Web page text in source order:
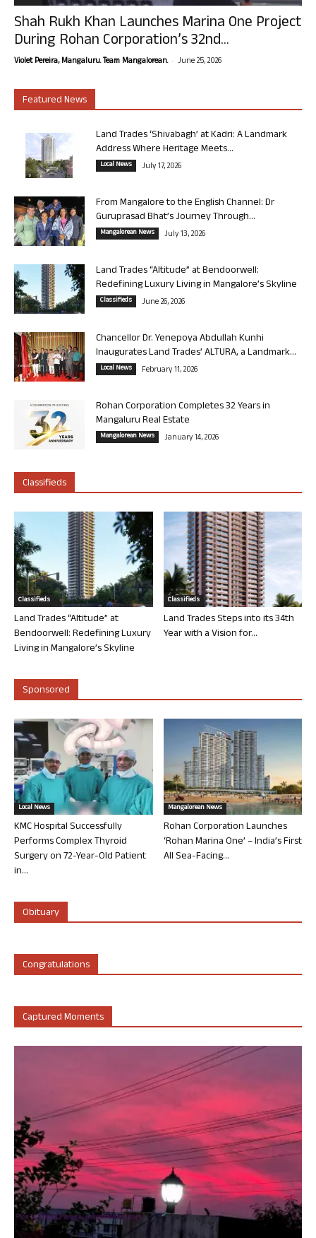
Shah Rukh Khan Launches Marina One Project
During Rohan Corporation’s 32nd...
Violet Pereira, Mangaluru. Team Mangalorean. - June 25, 2026
Featured News
Land Trades ‘Shivabagh’ at Kadri: A Landmark
Address Where Heritage Meets...
Local News July 17, 2026
From Mangalore to the English Channel: Dr
Guruprasad Bhat’s Journey Through...
Mangalorean News July 13, 2026
Land Trades “Altitude” at Bendoorwell:
Redefining Luxury Living in Mangalore’s Skyline
Classifieds June 26, 2026
Chancellor Dr. Yenepoya Abdullah Kunhi
Inaugurates Land Trades’ ALTURA, a Landmark...
Local News February 11, 2026
Rohan Corporation Completes 32 Years in
Mangaluru Real Estate
Mangalorean News January 14, 2026
Classifieds
Classifieds
Land Trades “Altitude” at
Bendoorwell: Redefining Luxury
Living in Mangalore’s Skyline
Classifieds
Land Trades Steps into its 34th
Year with a Vision for...
Sponsored
Local News
KMC Hospital Successfully
Performs Complex Thyroid
Surgery on 72-Year-Old Patient
in...
Mangalorean News
Rohan Corporation Launches
‘Rohan Marina One’ – India’s First
All Sea-Facing...
Obituary
Congratulations
Captured Moments